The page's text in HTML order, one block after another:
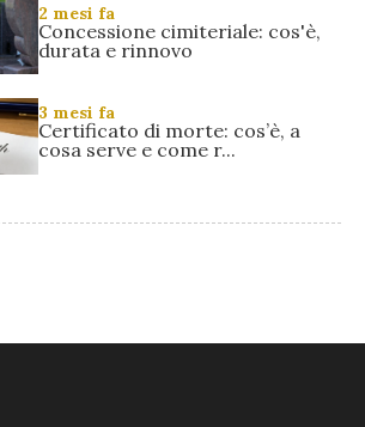
2 mesi fa
Concessione cimiteriale: cos'è,
durata e rinnovo
3 mesi fa
Certificato di morte: cos’è, a
cosa serve e come r...